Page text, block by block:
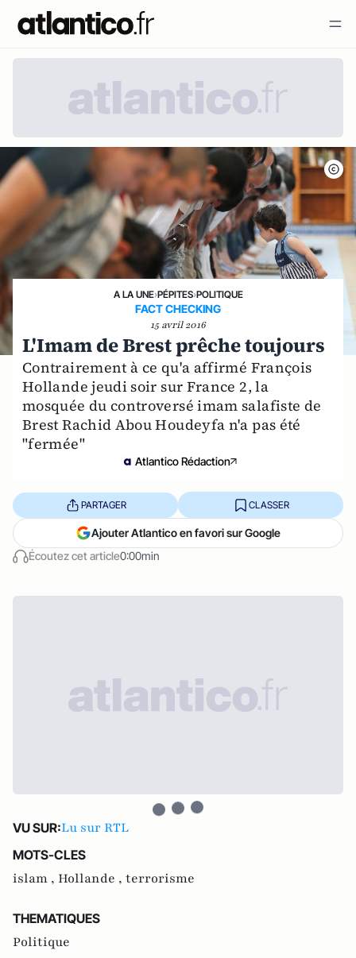
A LA UNE›PÉPITES›POLITIQUE
FACT CHECKING
15 avril 2016
L'Imam de Brest prêche toujours
Contrairement à ce qu'a affirmé François
Hollande jeudi soir sur France 2, la
mosquée du controversé imam salafiste de
Brest Rachid Abou Houdeyfa n'a pas été
"fermée"
Atlantico Rédaction
Écoutez cet article0:00min
PARTAGER CLASSER
Ajouter Atlantico en favori sur Google
VU SUR:Lu sur RTL
MOTS-CLES
islam , Hollande , terrorisme
THEMATIQUES
Politique